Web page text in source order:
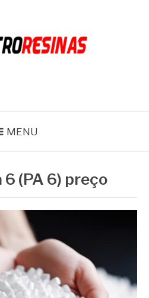
MENU
(PA 6) preço